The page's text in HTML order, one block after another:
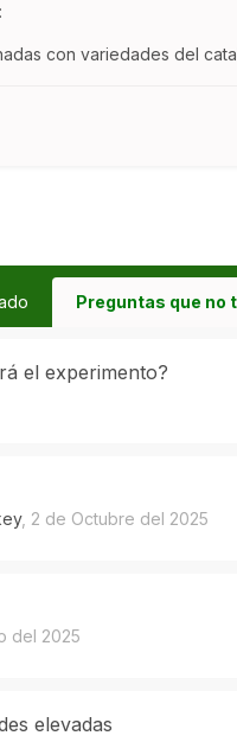
con variedades del
Preguntas que no
el experimento?
, 2 de Octubre del 2025
del 2025
elevadas